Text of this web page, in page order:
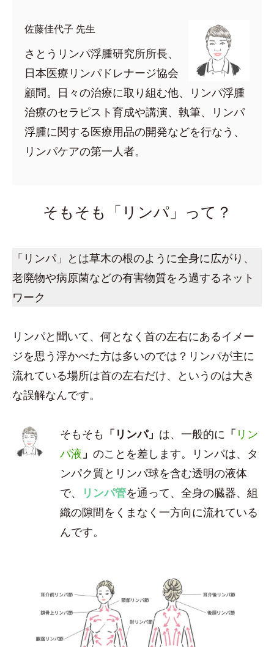
佐藤佳代子 先生
さとうリンパ浮腫研究所所長、
日本医療リンパドレナージ協会
顧問。日々の治療に取り組む他、リンパ浮腫
治療のセラピスト育成や講演、執筆、リンパ
浮腫に関する医療用品の開発などを行なう、
リンパケアの第一人者。
そもそも「リンパ」って？
「リンパ」とは草木の根のように全身に広がり、
老廃物や病原菌などの有害物質をろ過するネット
ワーク
リンパと聞いて、何となく首の左右にあるイメー
ジを思う浮かべた方は多いのでは？リンパが主に
流れている場所は首の左右だけ、というのは大き
な誤解なんです。
そもそも 「リンパ」 は、一般的に 「 リン
パ液 」のことを差します。リンパは、タ
ンパク質とリンパ球を含む透明の液体
で、
リンパ管を通って、全身の臓器、組
織の隙間をくまなく一方向に流れている
んです。